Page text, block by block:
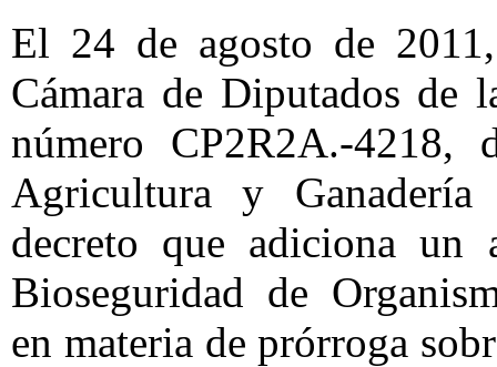
El 24 de agosto de
Cámara de Diputados
número CP2R2A.-
Agricultura y
decreto que adiciona
Bioseguridad de
en materia de prórroga